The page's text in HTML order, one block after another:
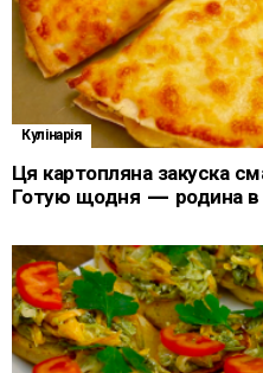
Кулінарія
Ця картопляна закуска
Готую щодня — родина в